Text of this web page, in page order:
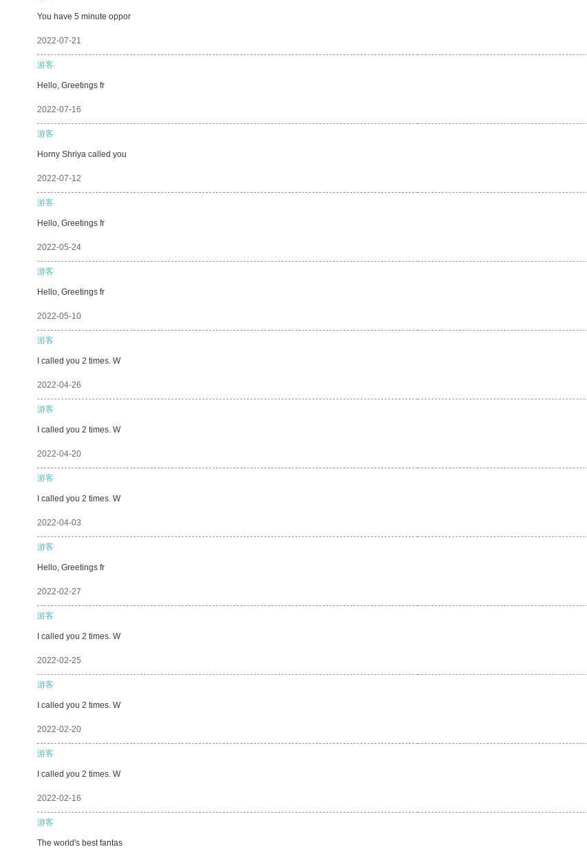
You have 5 minute oppor
2022-07-21
游客
Hello, Greetings fr
2022-07-16
游客
Horny Shriya called you
2022-07-12
游客
Hello, Greetings fr
2022-05-24
游客
Hello, Greetings fr
2022-05-10
游客
I called you 2 times. W
2022-04-26
游客
I called you 2 times. W
2022-04-20
游客
I called you 2 times. W
2022-04-03
游客
Hello, Greetings fr
2022-02-27
游客
I called you 2 times. W
2022-02-25
游客
I called you 2 times. W
2022-02-20
游客
I called you 2 times. W
2022-02-16
游客
The world's best fantas